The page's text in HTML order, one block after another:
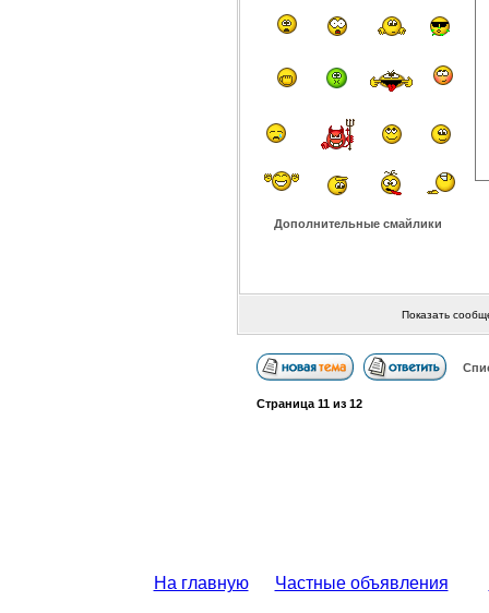
Дополнительные смайлики
Показать
Страница 11из 12
На главную Частные объявления